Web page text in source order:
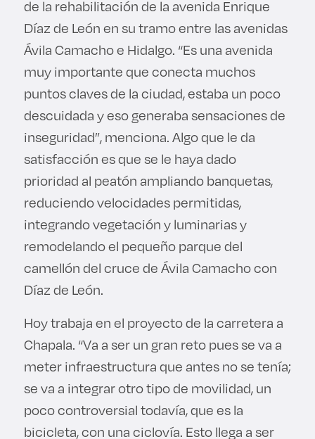
de la rehabilitación de la avenida Enrique
Díaz de León en su tramo entre las avenidas
Ávila Camacho e Hidalgo. “Es una avenida
muy importante que conecta muchos
puntos claves de la ciudad, estaba un poco
descuidada y eso generaba sensaciones de
inseguridad”, menciona. Algo que le da
satisfacción es que se le haya dado
prioridad al peatón ampliando banquetas,
reduciendo velocidades permitidas,
integrando vegetación y luminarias y
remodelando el pequeño parque del
camellón del cruce de Ávila Camacho con
Díaz de León.
Hoy trabaja en el proyecto de la carretera a
Chapala. “Va a ser un gran reto pues se va a
meter infraestructura que antes no se tenía;
se va a integrar otro tipo de movilidad, un
poco controversial todavía, que es la
bicicleta, con una ciclovía. Esto llega a ser